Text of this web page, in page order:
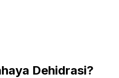
Dehidrasi?